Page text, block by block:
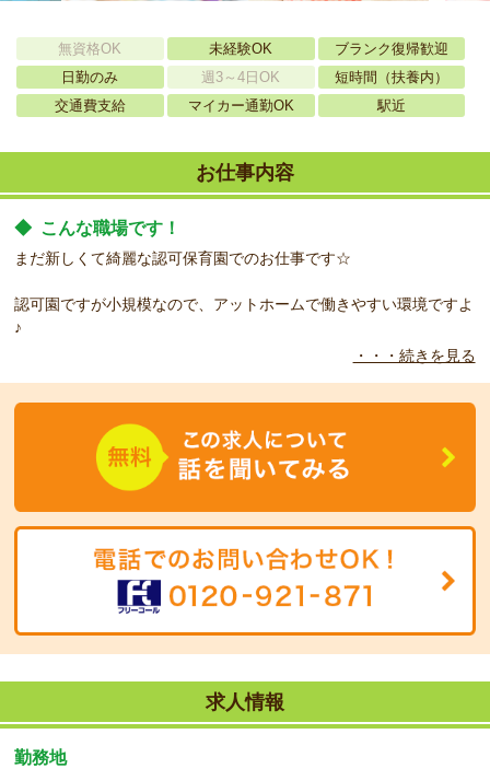
無資格OK 未経験OK
ブランク復帰歓迎
日勤のみ
週3～4日OK
短時間（扶養内）
交通費支給
マイカー通勤OK 駅近
お仕事内容
◆ こんな職場です！
まだ新しくて綺麗な認可保育園でのお仕事です☆
認可園ですが小規模なので、アットホームで働きやすい環境ですよ
♪
フルタイム勤務が難しい方も、早朝短時間や夕方短時間などの働き
方も可能です。
まずはお気軽にご相談ください！
こんな方をお待ちしています！
ご希望の方は、正社員への登用も可能性ありです。
・・・続きを見る
求人情報
勤務地